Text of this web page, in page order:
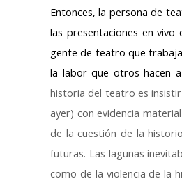
Entonces, la persona de
las presentaciones en
gente de teatro que
la labor que otros hacen
historia del teatro es
ayer) con evidencia
de la cuestión de la
futuras. Las lagunas
como de la violencia de la